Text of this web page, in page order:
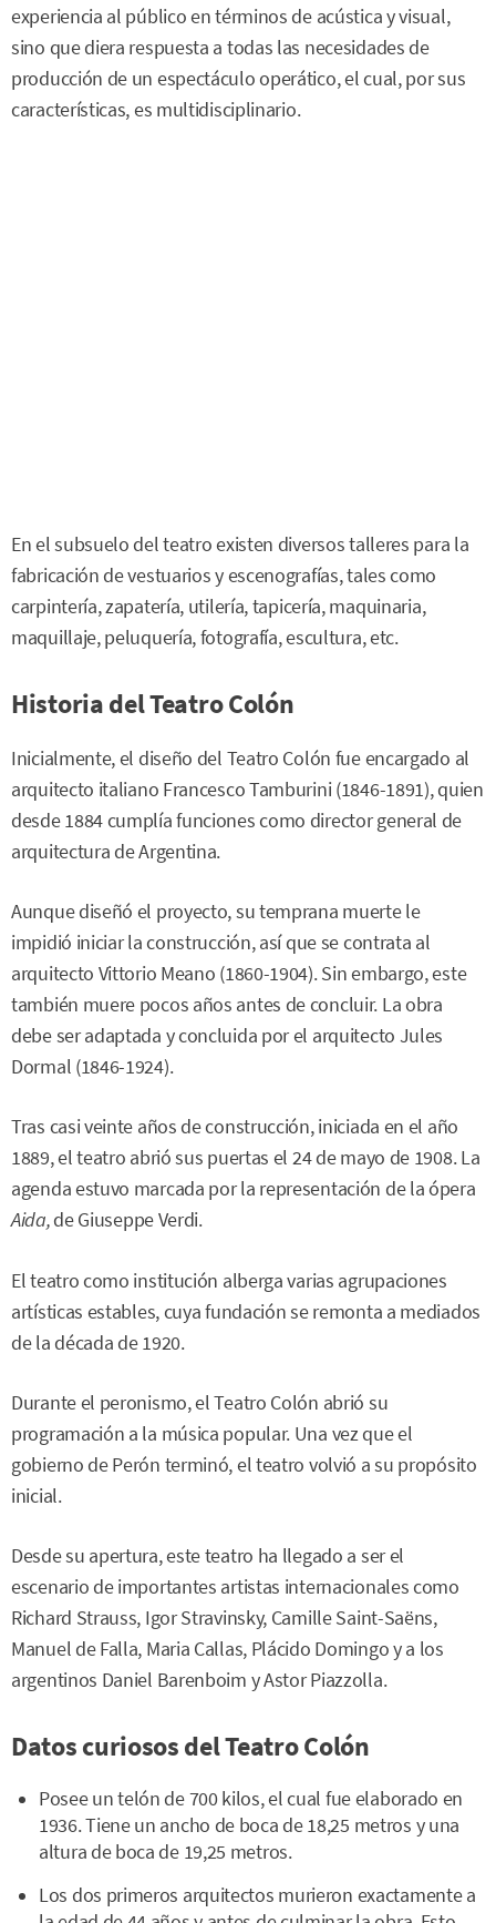
experiencia al público en términos de acústica y visual,
sino que diera respuesta a todas las necesidades de
producción de un espectáculo operático, el cual, por sus
características, es multidisciplinario.
En el subsuelo del teatro existen diversos talleres para la
fabricación de vestuarios y escenografías, tales como
carpintería, zapatería, utilería, tapicería, maquinaria,
maquillaje, peluquería, fotografía, escultura, etc.
Historia del Teatro Colón
Inicialmente, el diseño del Teatro Colón fue encargado al
arquitecto italiano Francesco Tamburini (1846-1891), quien
desde 1884 cumplía funciones como director general de
arquitectura de Argentina.
Aunque diseñó el proyecto, su temprana muerte le
impidió iniciar la construcción, así que se contrata al
arquitecto Vittorio Meano (1860-1904). Sin embargo, este
también muere pocos años antes de concluir. La obra
debe ser adaptada y concluida por el arquitecto Jules
Dormal (1846-1924).
Tras casi veinte años de construcción, iniciada en el año
1889, el teatro abrió sus puertas el 24 de mayo de 1908. La
agenda estuvo marcada por la representación de la ópera
Aida,de Giuseppe Verdi.
El teatro como institución alberga varias agrupaciones
artísticas estables, cuya fundación se remonta a mediados
de la década de 1920.
Durante el peronismo, el Teatro Colón abrió su
programación a la música popular. Una vez que el
gobierno de Perón terminó, el teatro volvió a su propósito
inicial.
Desde su apertura, este teatro ha llegado a ser el
escenario de importantes artistas internacionales como
Richard Strauss, Igor Stravinsky, Camille Saint-Saëns,
Manuel de Falla, Maria Callas, Plácido Domingo y a los
argentinos Daniel Barenboim y Astor Piazzolla.
Datos curiosos del Teatro Colón
Posee un telón de 700 kilos, el cual fue elaborado en
1936. Tiene un ancho de boca de 18,25 metros y una
altura de boca de 19,25 metros.
Los dos primeros arquitectos murieron exactamente a